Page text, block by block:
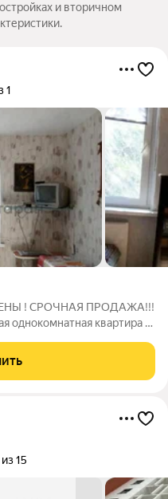
и вторичном
1
! СРОЧНАЯ ПРОДАЖА!!!
однокомнатная квартира в
окна, натяжные потолки и
15